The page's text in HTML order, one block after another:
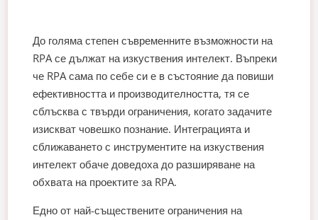
До голяма степен съвременните възможности на
RPA се дължат на изкуствения интелект. Въпреки
че RPA сама по себе си е в състояние да повиши
ефективността и производителността, тя се
сблъсква с твърди ограничения, когато задачите
изискват човешко познание. Интеграцията и
сближаването с инструментите на изкуствения
интелект обаче доведоха до разширяване на
обхвата на проектите за RPA.
Едно от най-съществените ограничения на